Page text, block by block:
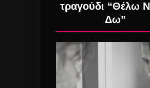
τραγούδι “Θέλω
Δω”